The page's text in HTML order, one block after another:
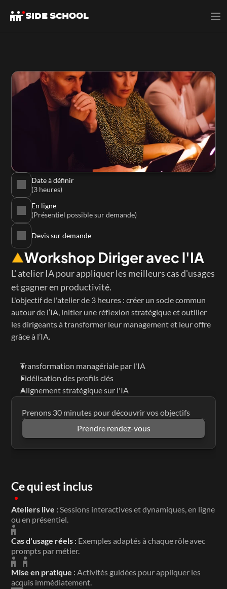
Date à définir
(3 heures)
En ligne
(Présentiel possible sur demande)
Devis sur demande
Workshop Diriger avec l'IA
L' atelier IA pour appliquer les meilleurs cas d'usages
et gagner en productivité.
L'objectif de l'atelier de 3 heures : créer un socle commun
autour de l’IA, initier une réflexion stratégique et outiller
les dirigeants à transformer leur management et leur offre
grâce à l’IA.
Transformation managériale par l'IA
Fidélisation des profils clés
Alignement stratégique sur l'IA
Prenons 30 minutes pour découvrir vos objectifs
Prendre rendez-vous
Ce qui est inclus
Ateliers live : Sessions interactives et dynamiques, en ligne
ou en présentiel.
Cas d'usage réels : Exemples adaptés à chaque rôle avec
prompts par métier.
Mise en pratique : Activités guidées pour appliquer les
acquis immédiatement.
SIDE SCHOOL